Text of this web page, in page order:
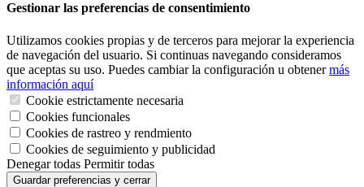
Gestionar las preferencias de consentimiento
Utilizamos cookies propias y de terceros para mejorar la experiencia
de navegación del usuario. Si continuas navegando consideramos
que aceptas su uso. Puedes cambiar la configuración u obtenermás
información aquí
Cookie estrictamente necesaria
Cookies funcionales
Cookies de rastreo y rendmiento
Cookies de seguimiento y publicidad
Denegar todas Permitir todas
Guardar preferencias y cerrar